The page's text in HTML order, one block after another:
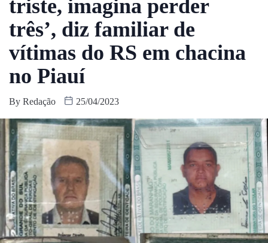
triste, imagina perder
três’, diz familiar de
vítimas do RS em chacina
no Piauí
By Redação 25/04/2023